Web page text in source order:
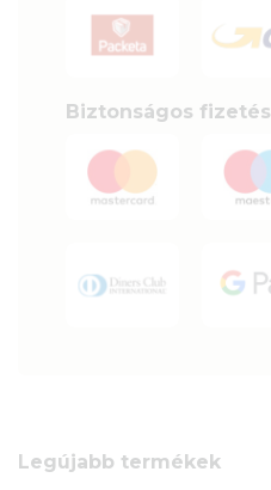
Biztonságos fizetés
Legújabb termékek